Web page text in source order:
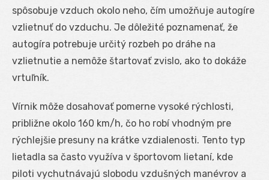
spôsobuje vzduch okolo neho, čím umožňuje autogíre
vzlietnuť do vzduchu. Je dôležité poznamenať, že
autogíra potrebuje určitý rozbeh po dráhe na
vzlietnutie a nemôže štartovať zvislo, ako to dokáže
vrtuľník.
Vírnik môže dosahovať pomerne vysoké rýchlosti,
približne okolo 160 km/h, čo ho robí vhodným pre
rýchlejšie presuny na krátke vzdialenosti. Tento typ
lietadla sa často využíva v športovom lietaní, kde
piloti vychutnávajú slobodu vzdušných manévrov a